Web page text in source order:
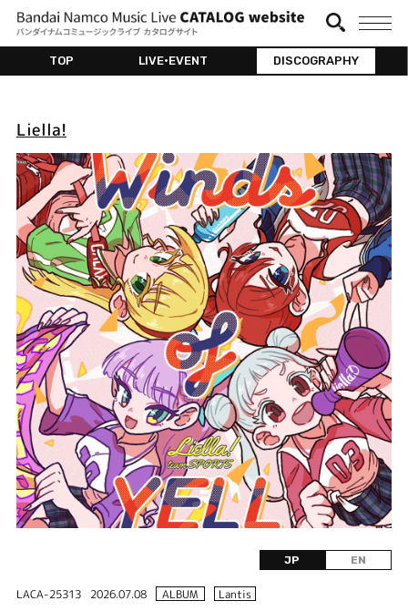
TOP LIVE•EVENT DISCOGRAPHY
Liella!
JP EN
LACA-25313 2026.07.08 ALBUM Lantis